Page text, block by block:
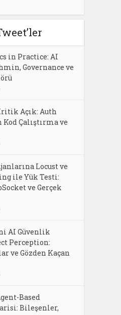
in Practice: AI
Governance ve
Açık: Auth
Çalıştırma ve
Locust ve
ile Yük Testi:
ve Gerçek
AI Güvenlik
Perception:
ve Gözden Kaçan
Based
Bileşenler,